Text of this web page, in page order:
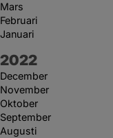
Mars
Februari
Januari
År:
2022
December
November
Oktober
September
Augusti